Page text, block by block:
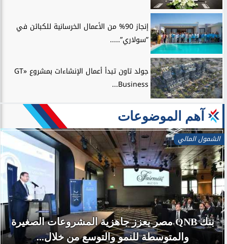
إنجاز 90% من الأعمال الخرسانية للكبائن في
”سولاري”.....
جولد تاون تبدأ أعمال الإنشاءات بمشروع «GT
Business...
آهم الموضوعات
الشمول المالي
بنك QNB مصر يعزز جاهزية المشروعات الصغيرة
والمتوسطة للنمو والتوسع من خلال...